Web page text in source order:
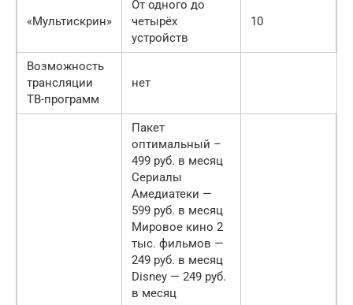
«Мультискрин»
От одного до
четырёх
устройств
10
Возможность
трансляции
ТВ-программ
нет
Пакет
оптимальный –
499 руб. в месяц
Сериалы
Амедиатеки —
599 руб. в месяц
Мировое кино 2
тыс. фильмов —
249 руб. в месяц
Disney — 249 руб.
в месяц